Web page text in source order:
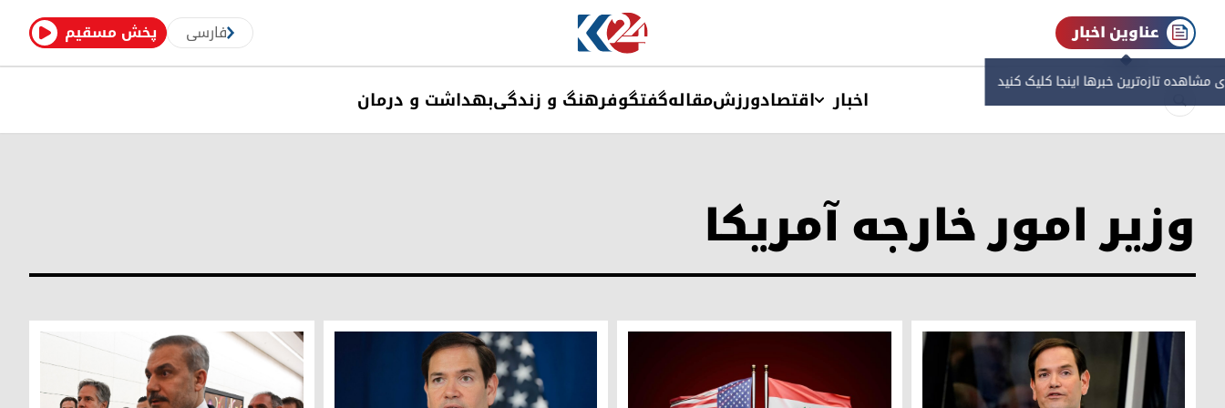
پخش مسقیم فارسی عناوین اخبار
مشاهده‌ تازه‌ترین خبرها اینجا کلیک کنید
اخبار اقتصادورزشمقالهگفتگوفرهنگ و زندگیبهداشت و درمان
وزیر امور خارجه آمریکا